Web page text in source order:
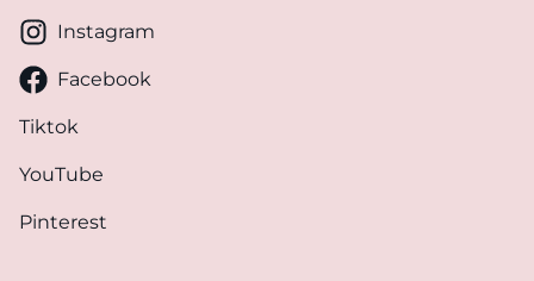
Instagram
Facebook
Tiktok
YouTube
Pinterest